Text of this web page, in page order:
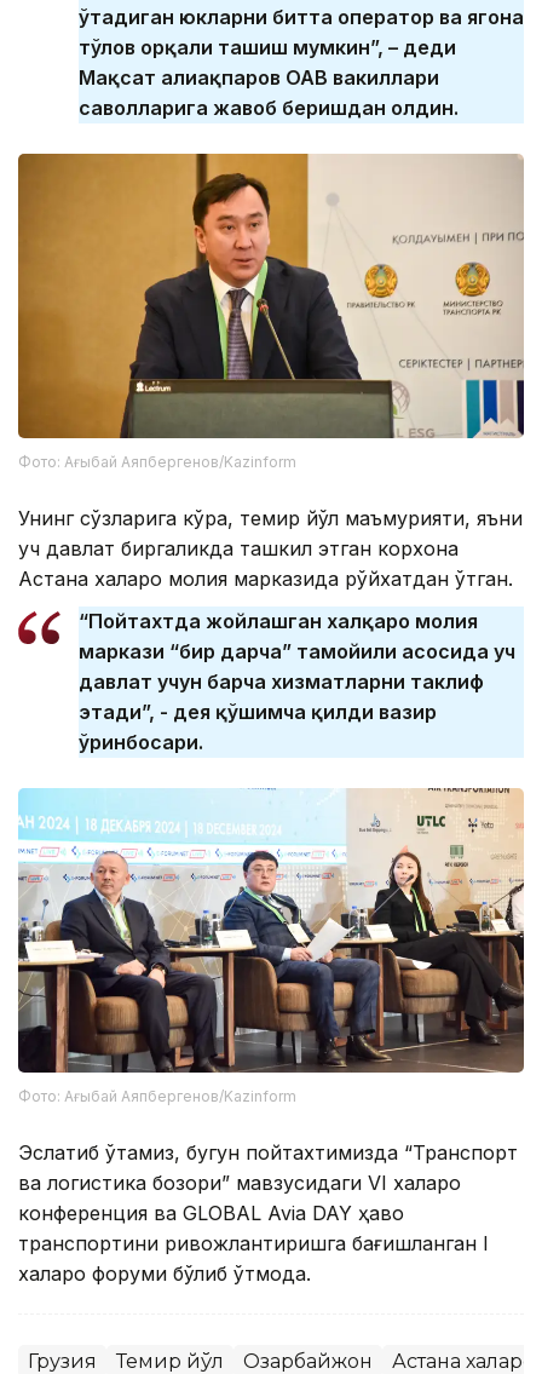
ўтадиган юкларни битта оператор ва ягона
тўлов орқали ташиш мумкин”, – деди
Мақсат Қалиақпаров ОАВ вакиллари
саволларига жавоб беришдан олдин.
Фото: Ағыбай Аяпбергенов/Kazinform
Унинг сўзларига кўра, темир йўл маъмурияти, яъни
уч давлат биргаликда ташкил этган корхона
Астана халқаро молия марказида рўйхатдан ўтган.
“Пойтахтда жойлашган халқаро молия
маркази “бир дарча” тамойили асосида уч
давлат учун барча хизматларни таклиф
этади”, - дея қўшимча қилди вазир
ўринбосари.
Фото: Ағыбай Аяпбергенов/Kazinform
Эслатиб ўтамиз, бугун пойтахтимизда “Транспорт
ва логистика бозори” мавзусидаги VI халқаро
конференция ва GLOBAL Avia DAY ҳаво
транспортини ривожлантиришга бағишланган I
халқаро форуми бўлиб ўтмоқда.
Грузия Темир йўл Озарбайжон Астана